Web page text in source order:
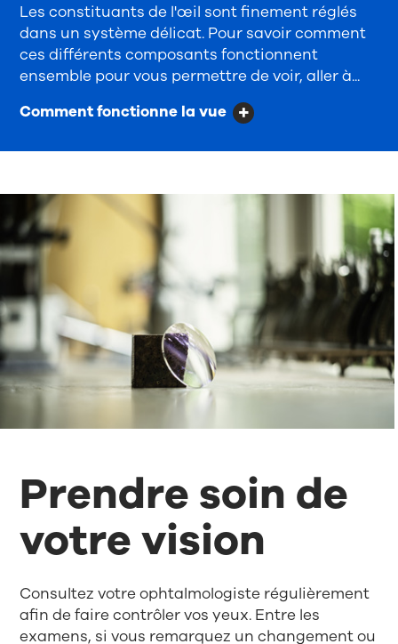
Les constituants de l'œil sont finement réglés
dans un système délicat. Pour savoir comment
ces différents composants fonctionnent
ensemble pour vous permettre de voir, aller à...
Comment fonctionne la vue
Prendre soin de
votre vision
Consultez votre ophtalmologiste régulièrement
afin de faire contrôler vos yeux. Entre les
examens, si vous remarquez un changement ou